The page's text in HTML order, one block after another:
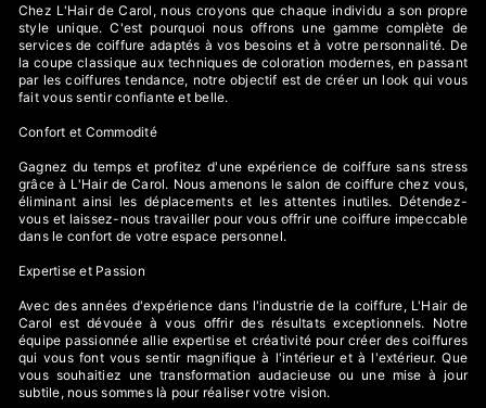
Chez L'Hair de Carol, nous croyons que chaque individu a son propre
style unique. C'est pourquoi nous offrons une gamme complète de
services de coiffure adaptés à vos besoins et à votre personnalité. De
la coupe classique aux techniques de coloration modernes, en passant
par les coiffures tendance, notre objectif est de créer un look qui vous
fait vous sentir confiante et belle.
Confort et Commodité
Gagnez du temps et profitez d'une expérience de coiffure sans stress
grâce à L'Hair de Carol. Nous amenons le salon de coiffure chez vous,
éliminant ainsi les déplacements et les attentes inutiles. Détendez-
vous et laissez-nous travailler pour vous offrir une coiffure impeccable
dans le confort de votre espace personnel.
Expertise et Passion
Avec des années d'expérience dans l'industrie de la coiffure, L'Hair de
Carol est dévouée à vous offrir des résultats exceptionnels. Notre
équipe passionnée allie expertise et créativité pour créer des coiffures
qui vous font vous sentir magnifique à l'intérieur et à l'extérieur. Que
vous souhaitiez une transformation audacieuse ou une mise à jour
subtile, nous sommes là pour réaliser votre vision.